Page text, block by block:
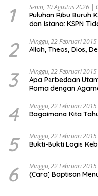
1 Senin, 10 Agustus 2026 |
Puluhan Ribu Buruh
dan Istana: KSPN
2 Minggu, 22 Februari
Allah, Theos, Dios,
3 Minggu, 22 Februari
Apa Perbedaan
Roma dengan
4 Minggu, 22 Februari
Bagaimana Kita
5 Minggu, 22 Februari
Bukti-Bukti Logis
6 Minggu, 22 Februari
(Cara) Baptisan